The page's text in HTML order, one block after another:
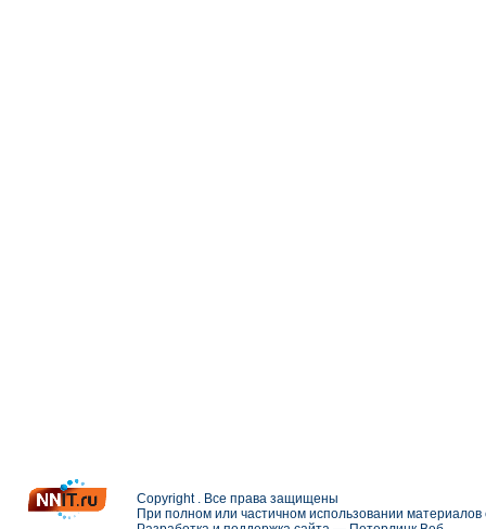
Copyright . Все права защищены
При полном или частичном использовании